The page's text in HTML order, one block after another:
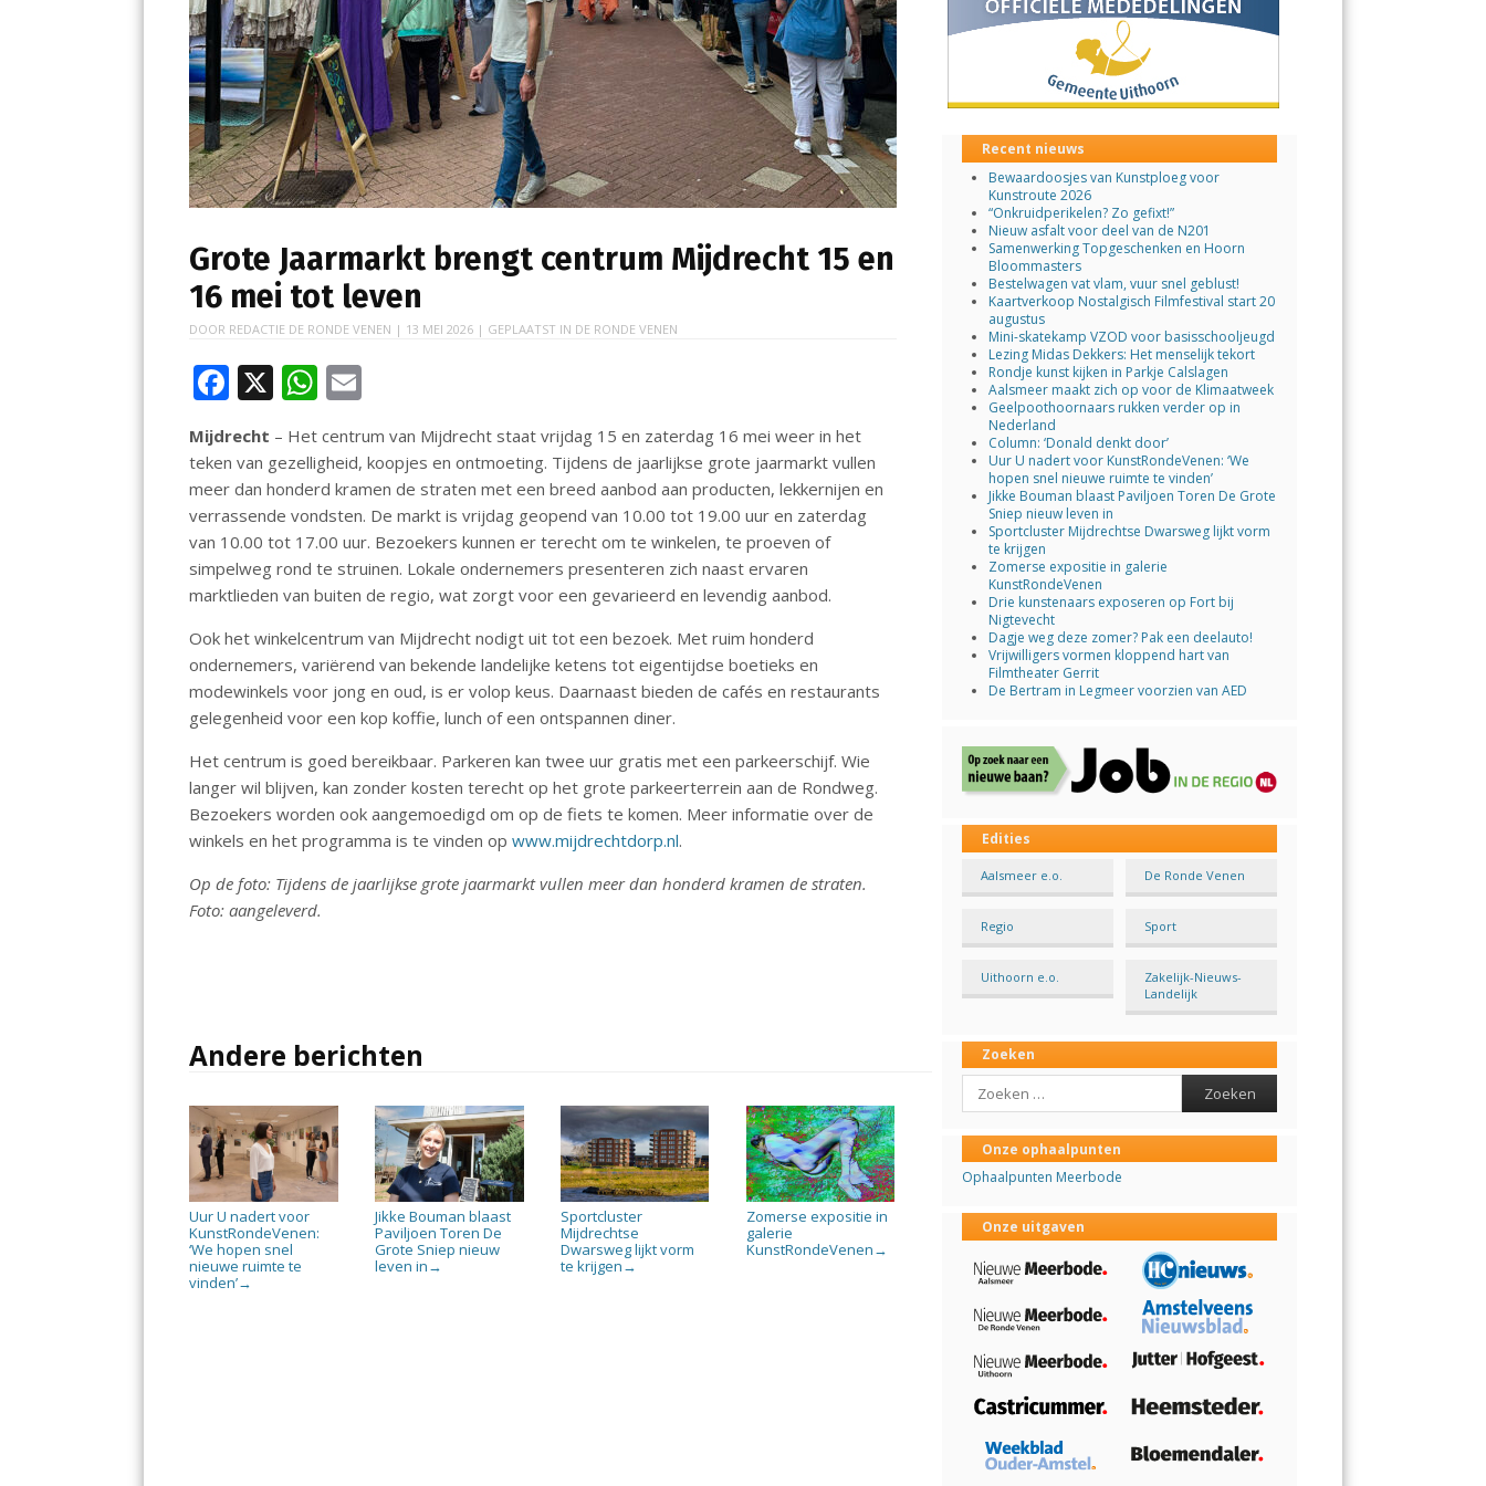
Grote Jaarmarkt brengt centrum Mijdrecht 15 en
16 mei tot leven
DOOR REDACTIE DE RONDE VENEN | 13 MEI 2026 | GEPLAATST IN DE RONDE VENEN
F
ac
e
b
o
o
k
X W
h
at
s
A
p
p
ai
l
Mijdrecht – Het centrum van Mijdrecht staat vrijdag 15 en zaterdag 16 mei weer in het
teken van gezelligheid, koopjes en ontmoeting. Tijdens de jaarlijkse grote jaarmarkt vullen
meer dan honderd kramen de straten met een breed aanbod aan producten, lekkernijen en
verrassende vondsten. De markt is vrijdag geopend van 10.00 tot 19.00 uur en zaterdag
van 10.00 tot 17.00 uur. Bezoekers kunnen er terecht om te winkelen, te proeven of
simpelweg rond te struinen. Lokale ondernemers presenteren zich naast ervaren
marktlieden van buiten de regio, wat zorgt voor een gevarieerd en levendig aanbod.
Ook het winkelcentrum van Mijdrecht nodigt uit tot een bezoek. Met ruim honderd
ondernemers, variërend van bekende landelijke ketens tot eigentijdse boetieks en
modewinkels voor jong en oud, is er volop keus. Daarnaast bieden de cafés en restaurants
gelegenheid voor een kop koffie, lunch of een ontspannen diner.
Het centrum is goed bereikbaar. Parkeren kan twee uur gratis met een parkeerschijf. Wie
langer wil blijven, kan zonder kosten terecht op het grote parkeerterrein aan de Rondweg.
Bezoekers worden ook aangemoedigd om op de fiets te komen. Meer informatie over de
winkels en het programma is te vinden opwww.mijdrechtdorp.nl.
Op de foto: Tijdens de jaarlijkse grote jaarmarkt vullen meer dan honderd kramen de straten.
Foto: aangeleverd.
Andere berichten
Uur U nadert voor
KunstRondeVenen:
‘We hopen snel
nieuwe ruimte te
vinden’→
Jikke Bouman blaast
Paviljoen Toren De
Grote Sniep nieuw
leven in →
Sportcluster
Mijdrechtse
Dwarsweg lijkt vorm
te krijgen →
Zomerse expositie in
galerie
KunstRondeVenen →
Recent nieuws
Bewaardoosjes van Kunstploeg voor
Kunstroute 2026
“Onkruidperikelen? Zo gefixt!”
Nieuw asfalt voor deel van de N201
Samenwerking Topgeschenken en Hoorn
Bloommasters
Bestelwagen vat vlam, vuur snel geblust!
Kaartverkoop Nostalgisch Filmfestival start 20
augustus
Mini-skatekamp VZOD voor basisschooljeugd
Lezing Midas Dekkers: Het menselijk tekort
Rondje kunst kijken in Parkje Calslagen
Aalsmeer maakt zich op voor de Klimaatweek
Geelpoothoornaars rukken verder op in
Nederland
Column: ‘Donald denkt door’
Uur U nadert voor KunstRondeVenen: ‘We
hopen snel nieuwe ruimte te vinden’
Jikke Bouman blaast Paviljoen Toren De Grote
Sniep nieuw leven in
Sportcluster Mijdrechtse Dwarsweg lijkt vorm
te krijgen
Zomerse expositie in galerie
KunstRondeVenen
Drie kunstenaars exposeren op Fort bij
Nigtevecht
Dagje weg deze zomer? Pak een deelauto!
Vrijwilligers vormen kloppend hart van
Filmtheater Gerrit
De Bertram in Legmeer voorzien van AED
Edities
Aalsmeer e.o. De Ronde Venen
Regio Sport
Uithoorn e.o.
Zakelijk-Nieuws-
Landelijk
Zoeken
Search
Onze ophaalpunten
Ophaalpunten Meerbode
Onze uitgaven